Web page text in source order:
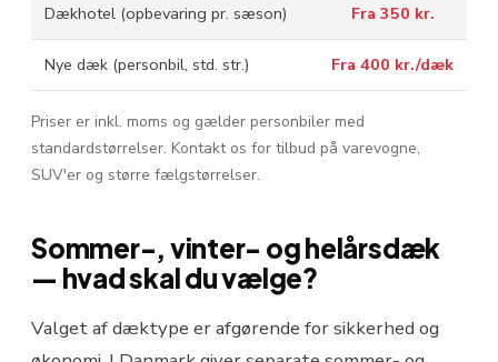
Dækhotel (opbevaring pr. sæson) Fra 350 kr.
Nye dæk (personbil, std. str.) Fra 400 kr./dæk
Priser er inkl. moms og gælder personbiler med
standardstørrelser. Kontakt os for tilbud på varevogne,
SUV'er og større fælgstørrelser.
Sommer-, vinter- og helårsdæk
— hvad skal du vælge?
Valget af dæktype er afgørende for sikkerhed og